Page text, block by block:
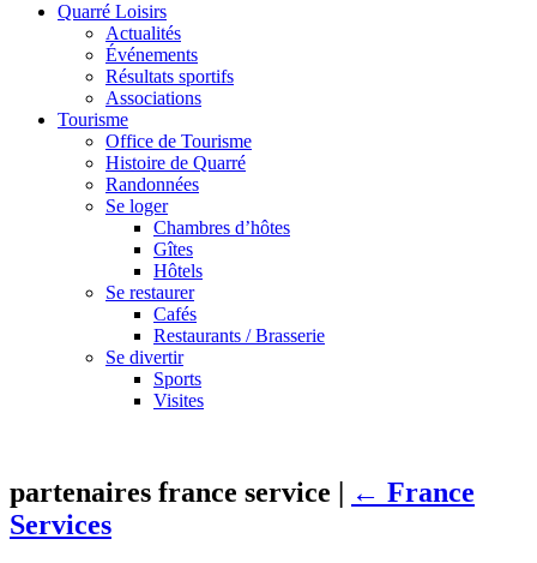
Quarré Loisirs
Actualités
Événements
Résultats sportifs
Associations
Tourisme
Office de Tourisme
Histoire de Quarré
Randonnées
Se loger
Chambres d’hôtes
Gîtes
Hôtels
Se restaurer
Cafés
Restaurants / Brasserie
Se divertir
Sports
Visites
partenaires france service | ← France
Services